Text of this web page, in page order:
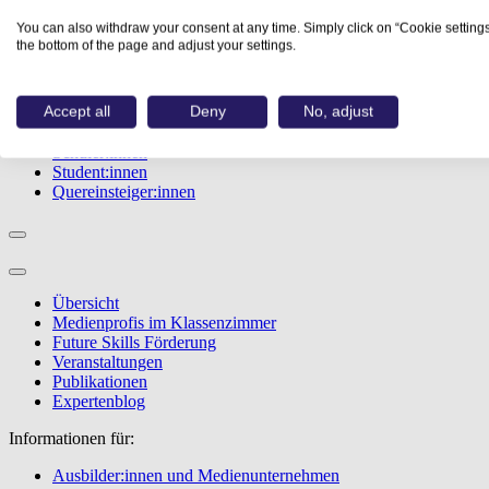
Studiengänge
Events
Berufstest
Informationen für:
Student:innen
Quereinsteiger:innen
Übersicht
Medienprofis im Klassenzimmer
Future Skills Förderung
Veranstaltungen
Publikationen
Expertenblog
Informationen für:
Ausbilder:innen und Medienunternehmen
You can also withdraw your consent at any time. Simply click on “Cookie
the bottom of the page and adjust your settings.
Accept all Deny No, adjust